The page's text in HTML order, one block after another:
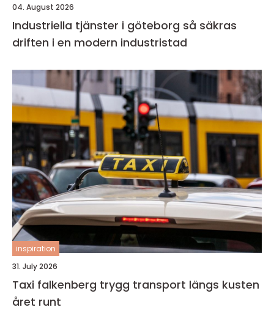
04. August 2026
Industriella tjänster i göteborg så säkras
driften i en modern industristad
inspiration
31. July 2026
Taxi falkenberg trygg transport längs kusten
året runt